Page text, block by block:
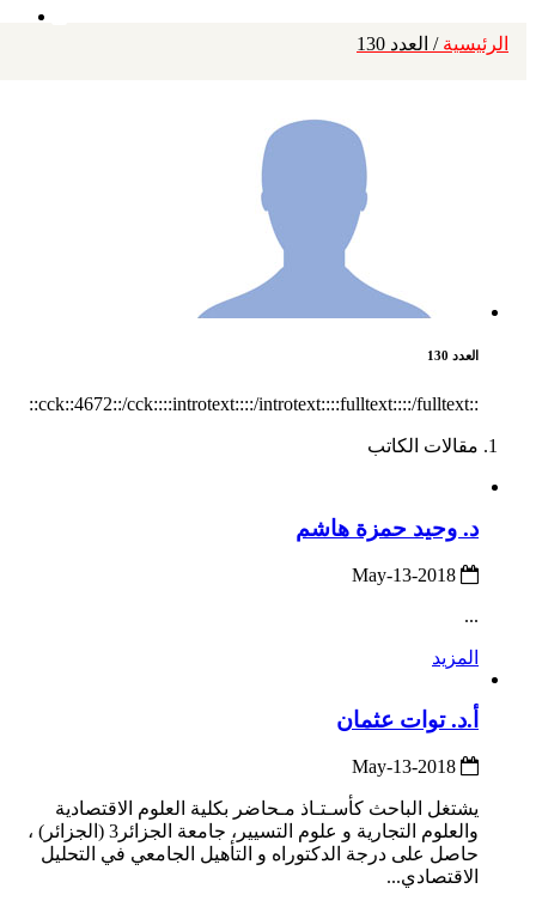
الرئيسية / العدد 130
العدد 130
::cck::4672::/cck::::introtext::::/introtext::::fulltext::::/fulltext::
مقالات الكاتب
د. وحيد حمزة هاشم
...
المزيد
أ.د. توات عثمان
يشتغل الباحث كأسـتـاذ مـحاضر بكلية العلوم الاقتصادية
والعلوم التجارية و علوم التسيير، جامعة الجزائر3 (الجزائر) ،
حاصل على درجة الدكتوراه و التأهيل الجامعي في التحليل
الاقتصادي...